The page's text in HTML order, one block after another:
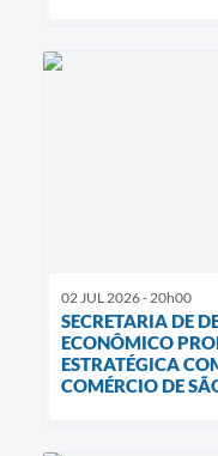
02 JUL 2026 - 20h00
SECRETARIA DE
ECONÔMICO
ESTRATÉGICA
COMÉRCIO DE